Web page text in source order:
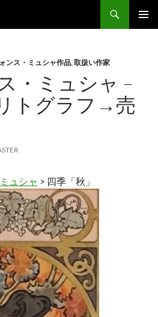
ンス・ミュシャ作品,取扱い作家
・ミュシャ –
トグラフ→売
ミュシャ > 四季「秋」